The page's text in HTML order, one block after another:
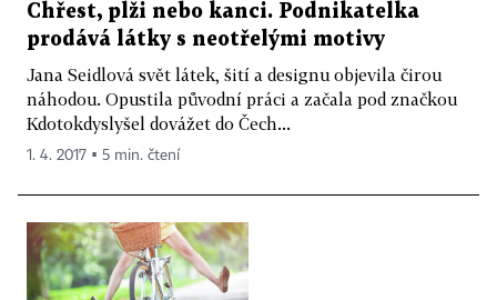
Chřest, plži nebo kanci. Podnikatelka
prodává látky s neotřelými motivy
Jana Seidlová svět látek, šití a designu objevila čirou
náhodou. Opustila původní práci a začala pod značkou
Kdotokdyslyšel dovážet do Čech...
1. 4. 2017 ▪ 5 min. čtení